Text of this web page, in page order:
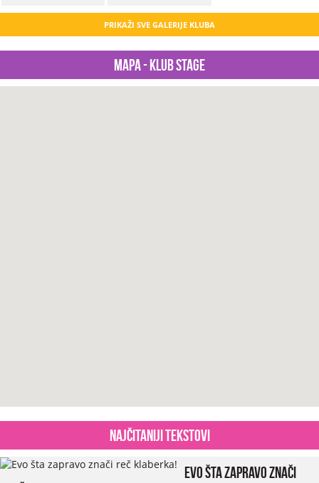
PRIKAŽI SVE GALERIJE KLUBA
Mapa - Klub Stage
Najčitaniji tekstovi
Evo šta zapravo znači